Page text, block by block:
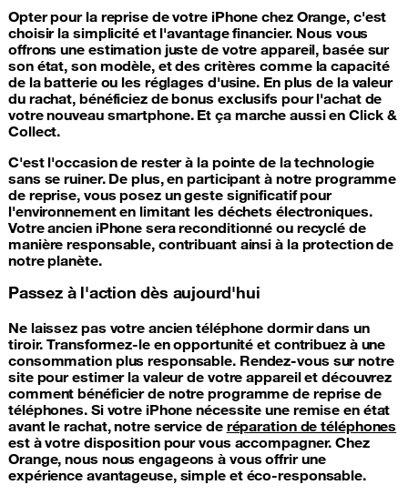
Opter pour la reprise de votre iPhone chez Orange, c'est
choisir la simplicité et l'avantage financier. Nous vous
offrons une estimation juste de votre appareil, basée sur
son état, son modèle, et des critères comme la capacité
de la batterie ou les réglages d'usine. En plus de la valeur
du rachat, bénéficiez de bonus exclusifs pour l'achat de
votre nouveau smartphone. Et ça marche aussi en Click &
Collect.
C'est l'occasion de rester à la pointe de la technologie
sans se ruiner. De plus, en participant à notre programme
de reprise, vous posez un geste significatif pour
l'environnement en limitant les déchets électroniques.
Votre ancien iPhone sera reconditionné ou recyclé de
manière responsable, contribuant ainsi à la protection de
notre planète.
Passez à l'action dès aujourd'hui
Ne laissez pas votre ancien téléphone dormir dans un
tiroir. Transformez-le en opportunité et contribuez à une
consommation plus responsable. Rendez-vous sur notre
site pour estimer la valeur de votre appareil et découvrez
comment bénéficier de notre programme de reprise de
téléphones. Si votre iPhone nécessite une remise en état
avant le rachat, notre service de réparation de téléphones
est à votre disposition pour vous accompagner. Chez
Orange, nous nous engageons à vous offrir une
expérience avantageuse, simple et éco-responsable.